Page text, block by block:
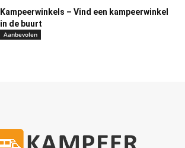
Kampeerwinkels – Vind een kampeerwinkel
in de buurt
Aanbevolen